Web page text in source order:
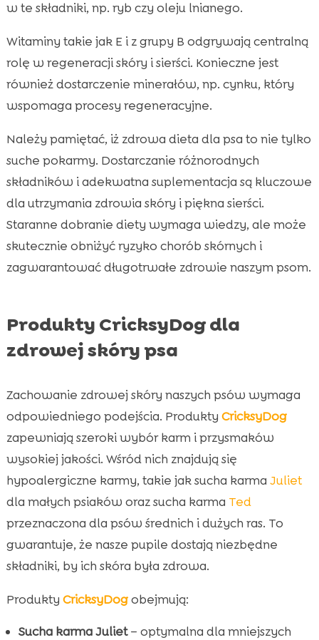
w te składniki, np. ryb czy oleju lnianego.
Witaminy takie jak E i z grupy B odgrywają centralną
rolę w regeneracji skóry i sierści. Konieczne jest
również dostarczenie minerałów, np. cynku, który
wspomaga procesy regeneracyjne.
Należy pamiętać, iż zdrowa dieta dla psa to nie tylko
suche pokarmy. Dostarczanie różnorodnych
składników i adekwatna suplementacja są kluczowe
dla utrzymania zdrowia skóry i piękna sierści.
Staranne dobranie diety wymaga wiedzy, ale może
skutecznie obniżyć ryzyko chorób skórnych i
zagwarantować długotrwałe zdrowie naszym psom.
Produkty CricksyDog dla
zdrowej skóry psa
Zachowanie zdrowej skóry naszych psów wymaga
odpowiedniego podejścia. Produkty CricksyDog
zapewniają szeroki wybór karm i przysmaków
wysokiej jakości. Wśród nich znajdują się
hypoalergiczne karmy, takie jak sucha karma Juliet
dla małych psiaków oraz sucha karma Ted
przeznaczona dla psów średnich i dużych ras. To
gwarantuje, że nasze pupile dostają niezbędne
składniki, by ich skóra była zdrowa.
Produkty CricksyDogobejmują:
Sucha karma Juliet– optymalna dla mniejszych